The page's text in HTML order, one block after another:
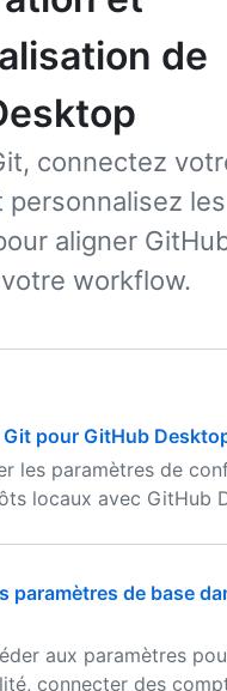
de
connectez
les
aligner
workflow.
pour GitHub
les paramètres de
locaux avec GitHub
paramètres de base
aux paramètres
connecter des